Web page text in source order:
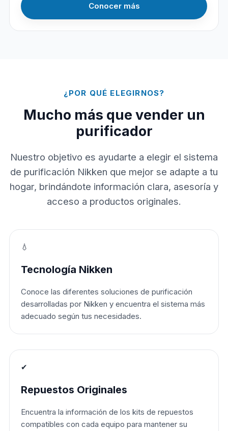
Conocer más
¿POR QUÉ ELEGIRNOS?
Mucho más que vender un
purificador
Nuestro objetivo es ayudarte a elegir el sistema
de purificación Nikken que mejor se adapte a tu
hogar, brindándote información clara, asesoría y
acceso a productos originales.
💧
Tecnología Nikken
Conoce las diferentes soluciones de purificación
desarrolladas por Nikken y encuentra el sistema más
adecuado según tus necesidades.
✔
Repuestos Originales
Encuentra la información de los kits de repuestos
compatibles con cada equipo para mantener su